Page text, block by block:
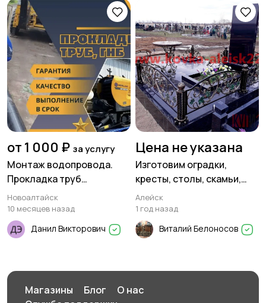
от 1 000 ₽ за услугу
Монтаж водопровода.
Прокладка труб
канализации
Новоалтайск
10 месяцев назад
Данил Викторович
Цена не указана
Изготовим оградки,
кресты, столы, скамьи,
цветники, вазы.
Алейск
1 год назад
Виталий Белоносов
Магазины Блог
О нас